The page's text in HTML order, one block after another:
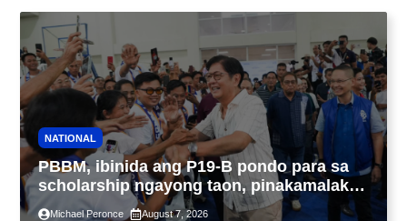
NATIONAL
PBBM, ibinida ang P19-B pondo para sa
scholarship ngayong taon, pinakamalaki
sa kasaysayan ng TESDA
Michael Peronce August 7, 2026